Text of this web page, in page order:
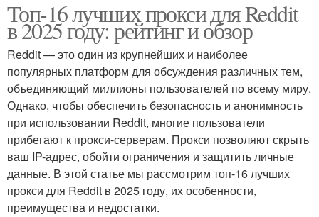
Топ-16 лучших прокси для Reddit
в 2025 году: рейтинг и обзор
Reddit — это один из крупнейших и наиболее
популярных платформ для обсуждения различных тем,
объединяющий миллионы пользователей по всему миру.
Однако, чтобы обеспечить безопасность и анонимность
при использовании Reddit, многие пользователи
прибегают к прокси-серверам. Прокси позволяют скрыть
ваш IP-адрес, обойти ограничения и защитить личные
данные. В этой статье мы рассмотрим топ-16 лучших
прокси для Reddit в 2025 году, их особенности,
преимущества и недостатки.